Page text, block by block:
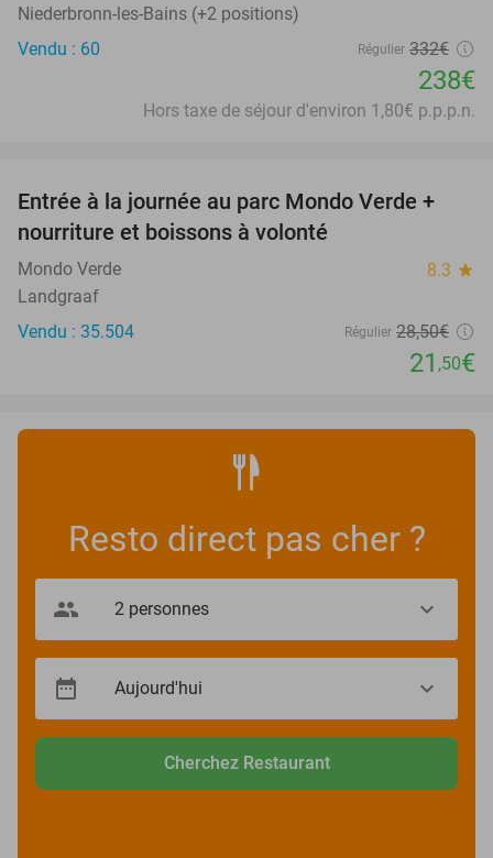
Niederbronn-les-Bains (+2 positions)
Vendu : 60
Régulier 332€
238€
Hors taxe de séjour d'environ 1,80€ p.p.p.n.
25%
Entrée à la journée au parc Mondo Verde +
nourriture et boissons à volonté
Mondo Verde 8.3 star
Landgraaf
Vendu : 35.504
Régulier 28,50€
21 ,50€
Resto direct pas cher ?
Cherchez Restaurant